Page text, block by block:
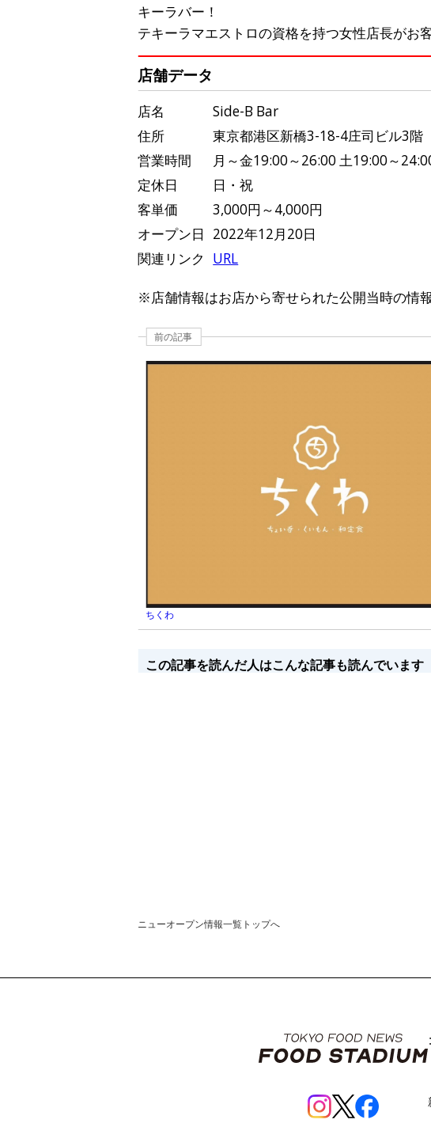
キーラバー！
テキーラマエストロの資格を持つ女性店長がお
店舗データ
店名
Side-B Bar
住所
東京都港区新橋3-18-4庄司ビル3階
営業時間
月～金19:00～26:00 土19:00～
定休日
日・祝
客単価
3,000円～4,000円
オープン日
2022年12月20日
関連リンク
URL
※店舗情報はお店から寄せられた公開当時の情
前の記事
ちくわ
この記事を読んだ人はこんな記事も読んでいます
ニューオープン情報一覧トップへ